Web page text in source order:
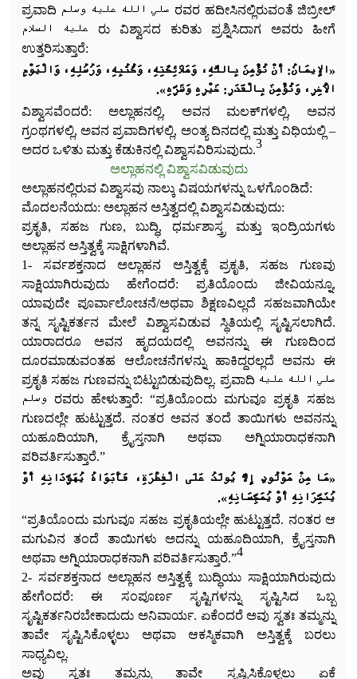
ಪ್ರವಾದಿ صلي الله عليه وسلم ರವರ ಹದೀಸಿನಲ್ಲಿರುವಂತೆ ಜಿಬ್ರೀಲ್
عليه السلام ರು ವಿಶ್ವಾಸದ ಕುರಿತು ಪ್ರಶ್ನಿಸಿದಾಗ ಅವರು ಹೀಗೆ
ಉತ್ತರಿಸುತ್ತಾರೆ:
«الإِيمَانُ: أَنْ تُؤْمِنَ بِاللَّهِ، وَمَلَائِكَتِهِ، وَكُتُبِهِ، وَرُسُلِهِ، وَالْيَوْمِ
الْآخِرِ، وَتُؤْمِنَ بِالْقَدَرِ: خَيْرِهِ وَشَرِّهِ».
ವಿಶ್ವಾಸವೆಂದರೆ: ಅಲ್ಲಾಹನಲ್ಲಿ, ಅವನ ಮಲಕ್‌ಗಳಲ್ಲಿ, ಅವನ
ಗ್ರಂಥಗಳಲ್ಲಿ, ಅವನ ಪ್ರವಾದಿಗಳಲ್ಲಿ, ಅಂತ್ಯ ದಿನದಲ್ಲಿ ಮತ್ತು ವಿಧಿಯಲ್ಲಿ –
ಅದರ ಒಳಿತು ಮತ್ತು ಕೆಡುಕಿನಲ್ಲಿ ವಿಶ್ವಾಸವಿರಿಸುವುದು.3
ಅಲ್ಲಾಹನಲ್ಲಿ ವಿಶ್ವಾಸವಿಡುವುದು
ಅಲ್ಲಾಹನಲ್ಲಿರುವ ವಿಶ್ವಾಸವು ನಾಲ್ಕು ವಿಷಯಗಳನ್ನು ಒಳಗೊಂಡಿದೆ:
ಮೊದಲನೆಯದು: ಅಲ್ಲಾಹನ ಅಸ್ತಿತ್ವದಲ್ಲಿ ವಿಶ್ವಾಸವಿಡುವುದು:
ಪ್ರಕೃತಿ, ಸಹಜ ಗುಣ, ಬುದ್ಧಿ, ಧರ್ಮಶಾಸ್ತ್ರ ಮತ್ತು ಇಂದ್ರಿಯಗಳು
ಅಲ್ಲಾಹನ ಅಸ್ತಿತ್ವಕ್ಕೆ ಸಾಕ್ಷಿಗಳಾಗಿವೆ.
1- ಸರ್ವಶಕ್ತನಾದ ಅಲ್ಲಾಹನ ಅಸ್ತಿತ್ವಕ್ಕೆ ಪ್ರಕೃತಿ, ಸಹಜ ಗುಣವು
ಸಾಕ್ಷಿಯಾಗಿರುವುದು ಹೇಗೆಂದರೆ: ಪ್ರತಿಯೊಂದು ಜೀವಿಯನ್ನೂ,
ಯಾವುದೇ ಪೂರ್ವಾಲೋಚನೆ/ಅಥವಾ ಶಿಕ್ಷಣವಿಲ್ಲದೆ ಸಹಜವಾಗಿಯೇ
ತನ್ನ ಸೃಷ್ಟಿಕರ್ತನ ಮೇಲೆ ವಿಶ್ವಾಸವಿಡುವ ಸ್ಥಿತಿಯಲ್ಲಿ ಸೃಷ್ಟಿಸಲಾಗಿದೆ.
ಯಾರಾದರೂ ಅವನ ಹೃದಯದಲ್ಲಿ ಅವನನ್ನು ಈ ಗುಣದಿಂದ
ದೂರಮಾಡುವಂತಹ ಆಲೋಚನೆಗಳನ್ನು ಹಾಕಿದ್ದರಲ್ಲದೆ ಅವನು ಈ
ಪ್ರಕೃತಿ ಸಹಜ ಗುಣವನ್ನು ಬಿಟ್ಟುಬಿಡುವುದಿಲ್ಲ. ಪ್ರವಾದಿ صلي الله عليه
وسلم ರವರು ಹೇಳುತ್ತಾರೆ: “ಪ್ರತಿಯೊಂದು ಮಗುವೂ ಪ್ರಕೃತಿ ಸಹಜ
ಗುಣದಲ್ಲೇ ಹುಟ್ಟುತ್ತದೆ. ನಂತರ ಅವನ ತಂದೆ ತಾಯಿಗಳು ಅವನನ್ನು
ಯಹೂದಿಯಾಗಿ, ಕ್ರೈಸ್ತನಾಗಿ ಅಥವಾ ಅಗ್ನಿಯಾರಾಧಕನಾಗಿ
ಪರಿವರ್ತಿಸುತ್ತಾರೆ.”
«‌مَا ‌مِنْ ‌مَوْلُودٍ إِلَّا يُولَدُ عَلَى الْفِطْرَةِ، فَأَبَوَاهُ يُهَوِّدَانِهِ أَوْ
يُنَصِّرَانِهِ أَوْ يُمَجِّسَانِهِ».
“ಪ್ರತಿಯೊಂದು ಮಗುವೂ ಸಹಜ ಪ್ರಕೃತಿಯಲ್ಲೇ ಹುಟ್ಟುತ್ತದೆ. ನಂತರ ಆ
ಮಗುವಿನ ತಂದೆ ತಾಯಿಗಳು ಅದನ್ನು ಯಹೂದಿಯಾಗಿ, ಕ್ರೈಸ್ತನಾಗಿ
ಅಥವಾ ಅಗ್ನಿಯಾರಾಧಕನಾಗಿ ಪರಿವರ್ತಿಸುತ್ತಾರೆ.”4
2- ಸರ್ವಶಕ್ತನಾದ ಅಲ್ಲಾಹನ ಅಸ್ತಿತ್ವಕ್ಕೆ ಬುದ್ಧಿಯು ಸಾಕ್ಷಿಯಾಗಿರುವುದು
ಹೇಗೆಂದರೆ: ಈ ಸಂಪೂರ್ಣ ಸೃಷ್ಟಿಗಳನ್ನು ಸೃಷ್ಟಿಸಿದ ಒಬ್ಬ
ಸೃಷ್ಟಿಕರ್ತನಿರಬೇಕಾದುದು ಅನಿವಾರ್ಯ. ಏಕೆಂದರೆ ಅವು ಸ್ವತಃ ತಮ್ಮನ್ನು
ತಾವೇ ಸೃಷ್ಟಿಸಿಕೊಳ್ಳಲು ಅಥವಾ ಆಕಸ್ಮಿಕವಾಗಿ ಅಸ್ತಿತ್ವಕ್ಕೆ ಬರಲು
ಸಾಧ್ಯವಿಲ್ಲ.
ಅವು ಸ್ವತಃ ತಮ್ಮನ್ನು ತಾವೇ ಸೃಷ್ಟಿಸಿಕೊಳ್ಳಲು ಏಕೆ